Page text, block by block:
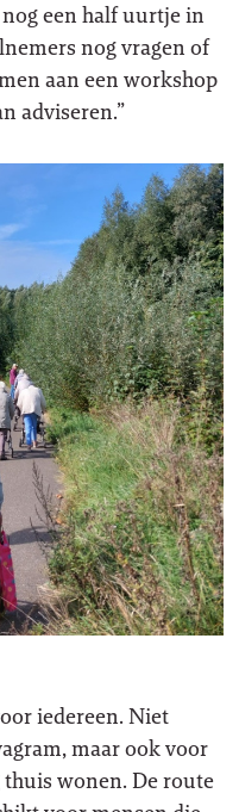
een half uurtje in
nog vragen of
aan een workshop
adviseren.”
iedereen. Niet
maar ook voor
wonen. De route